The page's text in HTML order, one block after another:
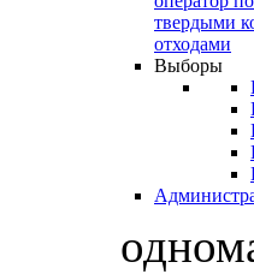
твердыми
отходами
Выборы